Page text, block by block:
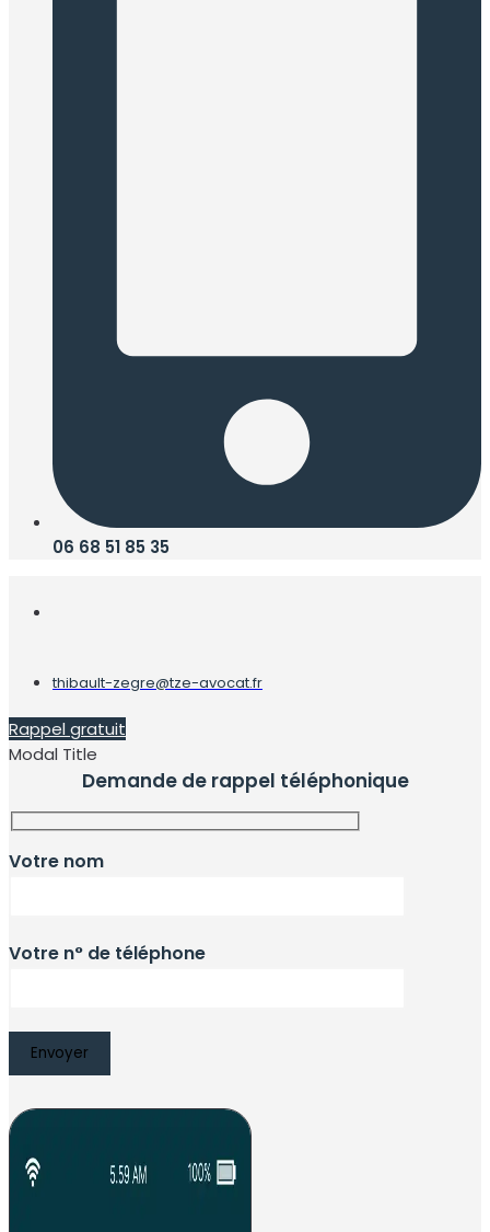
06 68 51 85 35
thibault-zegre@tze-avocat.fr
Rappel gratuit
Modal Title
Demande de rappel téléphonique
Votre nom
Votre n° de téléphone